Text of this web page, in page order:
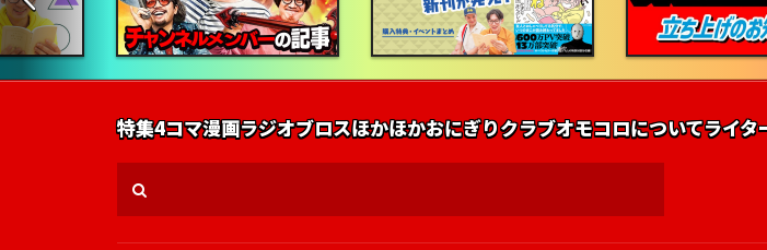
特集4コマ漫画ラジオブロスほかほかおにぎりクラブオモコロについてライタ